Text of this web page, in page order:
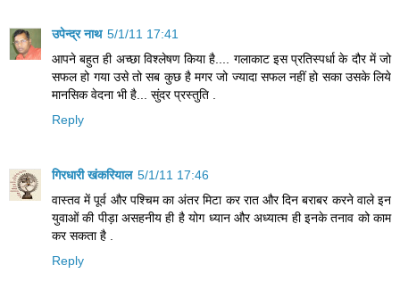
उपेन्द्र नाथ 5/1/11 17:41
आपने बहुत ही अच्छा विश्लेषण किया है.... गलाकाट इस प्रतिस्पर्धा के दौर में जो
सफल हो गया उसे तो सब कुछ है मगर जो ज्यादा सफल नहीं हो सका उसके लिये
मानसिक वेदना भी है... सुंदर प्रस्तुति .
Reply
गिरधारी खंकरियाल 5/1/11 17:46
वास्तव में पूर्व और पश्चिम का अंतर मिटा कर रात और दिन बराबर करने वाले इन
युवाओं की पीड़ा असहनीय ही है योग ध्यान और अध्यात्म ही इनके तनाव को काम
कर सकता है .
Reply